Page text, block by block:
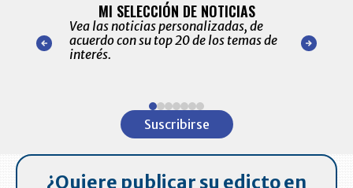
nuestro
para
MI SELECCIÓN DE NOTICIAS
Vea las noticias personalizadas, de
acuerdo con su top 20 de los temas de
interés.
de las
Suscribirse
¿Quiere publicar su edicto en